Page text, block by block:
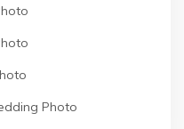
Photo